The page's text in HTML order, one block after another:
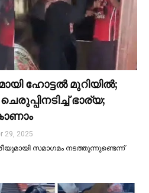
ഹോട്ടല്‍ മുറിയില്‍;
ഭാര്യ;
29, 2025
സമാഗമം നടത്തുന്നുണ്ടെന്ന്